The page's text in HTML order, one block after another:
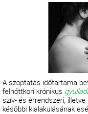
A szoptatás időtartama
felnőttkori krónikus
szív- és érrendszeri,
későbbi kialakulásának